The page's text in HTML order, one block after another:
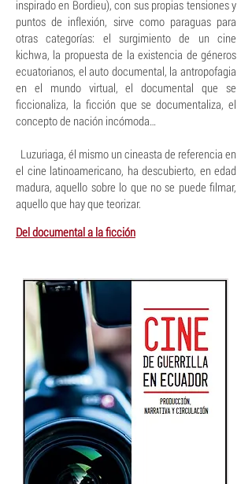
inspirado en Bordieu), con sus propias tensiones y
puntos de inflexión, sirve como paraguas para
otras categorías: el surgimiento de un cine
kichwa, la propuesta de la existencia de géneros
ecuatorianos, el auto documental, la antropofagia
en el mundo virtual, el documental que se
ficcionaliza, la ficción que se documentaliza, el
concepto de nación incómoda…
Luzuriaga, él mismo un cineasta de referencia en
el cine latinoamericano, ha descubierto, en edad
madura, aquello sobre lo que no se puede filmar,
aquello que hay que teorizar.
Del documental a la ficción